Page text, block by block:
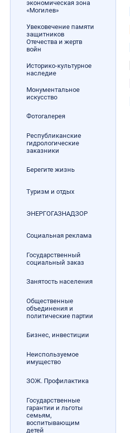
экономическая зона
«Могилев»
Увековечение памяти
защитников
Отечества и жертв
войн
Историко-культурное
наследие
Монументальное
искусство
Фотогалерея
Республиканские
гидрологические
заказники
Берегите жизнь
Туризм и отдых
ЭНЕРГОГАЗНАДЗОР
Социальная реклама
Государственный
социальный заказ
Занятость населения
Общественные
объединения и
политические партии
Бизнес, инвестиции
Неиспользуемое
имущество
ЗОЖ. Профилактика
Государственные
гарантии и льготы
семьям,
воспитывающим
детей